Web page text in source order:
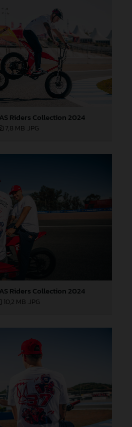
Riders Collection 2024
7,8 MB .JPG
Riders Collection 2024
10,2 MB .JPG